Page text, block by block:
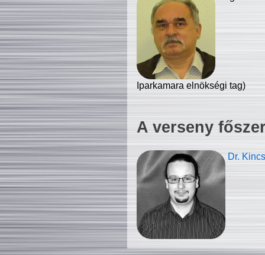
Iparkamara elnökségi tag)
A verseny
Dr.